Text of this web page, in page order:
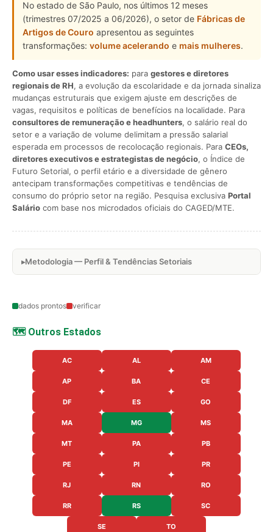
No estado de São Paulo, nos últimos 12 meses
(trimestres 07/2025 a 06/2026), o setor de Fábricas de
Artigos de Couro apresentou as seguintes
transformações: volume acelerando e mais mulheres.
Como usar esses indicadores: para gestores e diretores
regionais de RH, a evolução da escolaridade e da jornada sinaliza
mudanças estruturais que exigem ajuste em descrições de
vagas, requisitos e políticas de benefícios na localidade. Para
consultores de remuneração e headhunters, o salário real do
setor e a variação de volume delimitam a pressão salarial
esperada em processos de recolocação regionais. Para CEOs,
diretores executivos e estrategistas de negócio, o Índice de
Futuro Setorial, o perfil etário e a diversidade de gênero
antecipam transformações competitivas e tendências de
consumo do próprio setor na região. Pesquisa exclusiva Portal
Salário com base nos microdados oficiais do CAGED/MTE.
Metodologia — Perfil & Tendências Setoriais
dados prontos verificar
🗺️ Outros Estados
AC AL AM
AP BA CE
DF ES GO
MA MG MS
MT PA PB
PE PI PR
RJ RN RO
RR RS SC
SE TO